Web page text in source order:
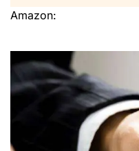
Amazon: